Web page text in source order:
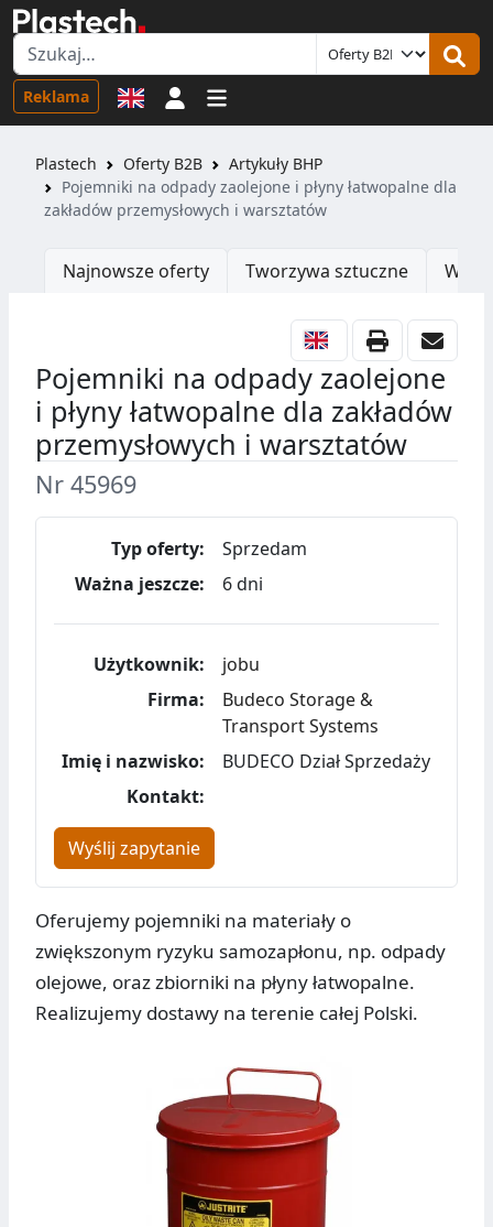
Reklama Logowanie
Plastech Oferty B2B
Artykuły BHP
Pojemniki na odpady zaolejone i płyny łatwopalne dla
zakładów przemysłowych i warsztatów
Najnowsze oferty Tworzywa sztuczne
Pojemniki na odpady zaolejone
i płyny łatwopalne dla zakładów
przemysłowych i warsztatów
Nr 45969
Typ oferty:
Sprzedam
Ważna jeszcze:
6 dni
Użytkownik:
jobu
Firma:
Budeco Storage &
Transport Systems
Imię i nazwisko:
BUDECO Dział Sprzedaży
Kontakt:
Wyślij zapytanie
Oferujemy pojemniki na materiały o
zwiększonym ryzyku samozapłonu, np. odpady
olejowe, oraz zbiorniki na płyny łatwopalne.
Realizujemy dostawy na terenie całej Polski.